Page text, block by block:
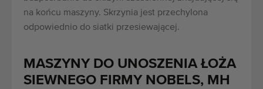
na końcu maszyny. Skrzynia jest przechylona
odpowiednio do siatki przesiewającej.
MASZYNY DO UNOSZENIA ŁOŻA
SIEWNEGO FIRMY NOBELS, MH